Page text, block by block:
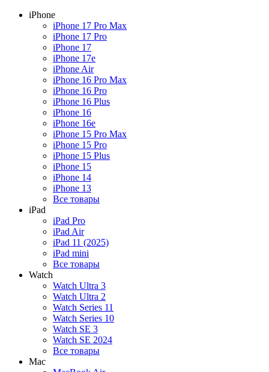
iPhone
iPhone 17 Pro Max
iPhone 17 Pro
iPhone 17
iPhone 17e
iPhone Air
iPhone 16 Pro Max
iPhone 16 Pro
iPhone 16 Plus
iPhone 16
iPhone 16e
iPhone 15 Pro Max
iPhone 15 Pro
iPhone 15 Plus
iPhone 15
iPhone 14
iPhone 13
Все товары
iPad
iPad Pro
iPad Air
iPad 11 (2025)
iPad mini
Все товары
Watch
Watch Ultra 3
Watch Ultra 2
Watch Series 11
Watch Series 10
Watch SE 3
Watch SE 2024
Все товары
Mac